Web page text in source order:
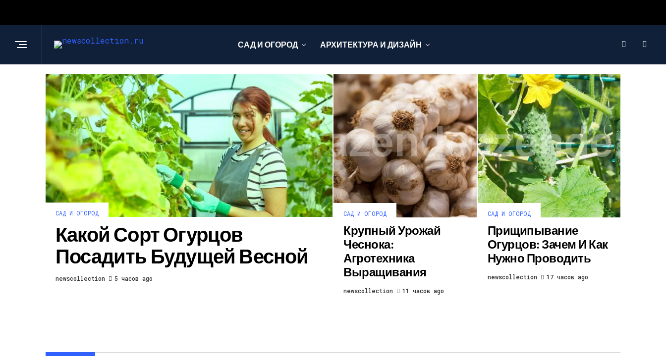
САД И ОГОРОД АРХИТЕКТУРА И ДИЗАЙН
САД И ОГОРОД
Какой Сорт Огурцов
Посадить Будущей Весной
newscollection 5 часов ago
САД И ОГОРОД
Крупный Урожай
Чеснока:
Агротехника
Выращивания
newscollection 11 часов ago
САД И ОГОРОД
Прищипывание
Огурцов: Зачем И Как
Нужно Проводить
newscollection 17 часов ago